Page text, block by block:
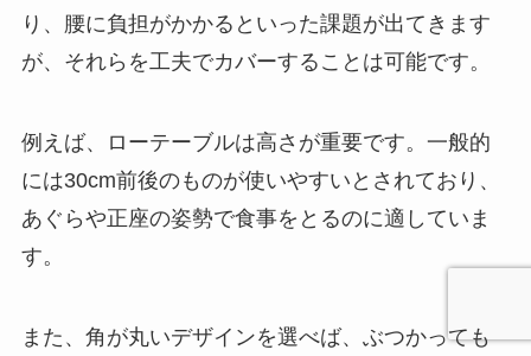
り、腰に負担がかかるといった課題が出てきます
が、それらを工夫でカバーすることは可能です。
例えば、ローテーブルは高さが重要です。一般的
には30cm前後のものが使いやすいとされており、
あぐらや正座の姿勢で食事をとるのに適していま
す。
また、角が丸いデザインを選べば、ぶつかっても